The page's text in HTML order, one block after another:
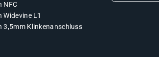
NFC
Widevine L1
3,5mm Klinkenanschluss